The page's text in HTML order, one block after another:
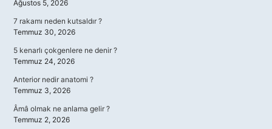
Ağustos 5, 2026
7 rakamı neden kutsaldır ?
Temmuz 30, 2026
5 kenarlı çokgenlere ne denir ?
Temmuz 24, 2026
Anterior nedir anatomi ?
Temmuz 3, 2026
Âmâ olmak ne anlama gelir ?
Temmuz 2, 2026